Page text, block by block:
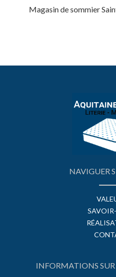
Magasin de sommier
NAVIGUER
INFORMATIONS